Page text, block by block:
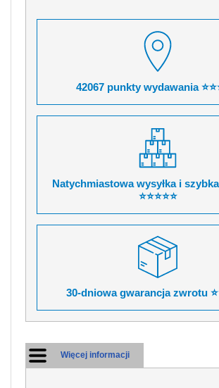
42067 punkty wydawania
Natychmiastowa wysyłka i
⭐⭐⭐⭐⭐
30-dniowa gwarancja zwrotu
Więcej informacji